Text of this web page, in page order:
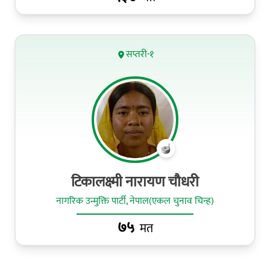
सप्तरी-१
टिकालक्ष्‍मी नारायण चौधरी
नागरिक उन्मुक्ति पार्टी, नेपाल(एकल चुनाव चिन्ह)
७५ मत